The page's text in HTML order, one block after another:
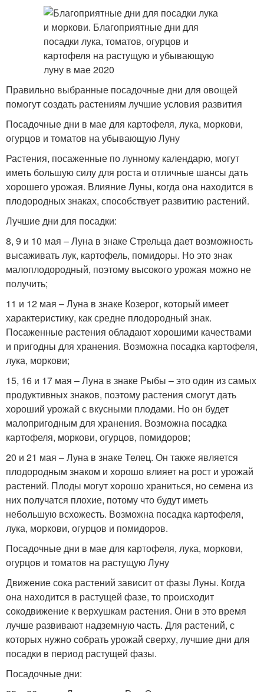
Правильно выбранные посадочные дни для овощей
помогут создать растениям лучшие условия развития
Посадочные дни в мае для картофеля, лука, моркови,
огурцов и томатов на убывающую Луну
Растения, посаженные по лунному календарю, могут
иметь большую силу для роста и отличные шансы дать
хорошего урожая. Влияние Луны, когда она находится в
плодородных знаках, способствует развитию растений.
Лучшие дни для посадки:
8, 9 и 10 мая – Луна в знаке Стрельца дает возможность
высаживать лук, картофель, помидоры. Но это знак
малоплодородный, поэтому высокого урожая можно не
получить;
11 и 12 мая – Луна в знаке Козерог, который имеет
характеристику, как средне плодородный знак.
Посаженные растения обладают хорошими качествами
и пригодны для хранения. Возможна посадка картофеля,
лука, моркови;
15, 16 и 17 мая – Луна в знаке Рыбы – это один из самых
продуктивных знаков, поэтому растения смогут дать
хороший урожай с вкусными плодами. Но он будет
малопригодным для хранения. Возможна посадка
картофеля, моркови, огурцов, помидоров;
20 и 21 мая – Луна в знаке Телец. Он также является
плодородным знаком и хорошо влияет на рост и урожай
растений. Плоды могут хорошо храниться, но семена из
них получатся плохие, потому что будут иметь
небольшую всхожесть. Возможна посадка картофеля,
лука, моркови, огурцов и помидоров.
Посадочные дни в мае для картофеля, лука, моркови,
огурцов и томатов на растущую Луну
Движение сока растений зависит от фазы Луны. Когда
она находится в растущей фазе, то происходит
сокодвижение к верхушкам растения. Они в это время
лучше развивают надземную часть. Для растений, с
которых нужно собрать урожай сверху, лучшие дни для
посадки в период растущей фазы.
Посадочные дни: